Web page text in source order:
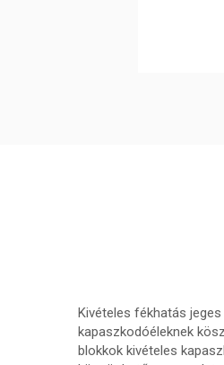
Kivételes fékhatás
kapaszkodóéleknek
blokkok kivételes